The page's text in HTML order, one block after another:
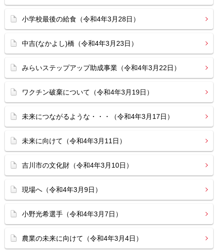
小学校最後の給食（令和4年3月28日）
中吉(なかよし)橋（令和4年3月23日）
みらいステップアップ助成事業（令和4年3月22日）
ワクチン破棄について（令和4年3月19日）
未来につながるような・・・（令和4年3月17日）
未来に向けて（令和4年3月11日）
吉川市の文化財（令和4年3月10日）
現場へ（令和4年3月9日）
小野光希選手（令和4年3月7日）
農業の未来に向けて（令和4年3月4日）